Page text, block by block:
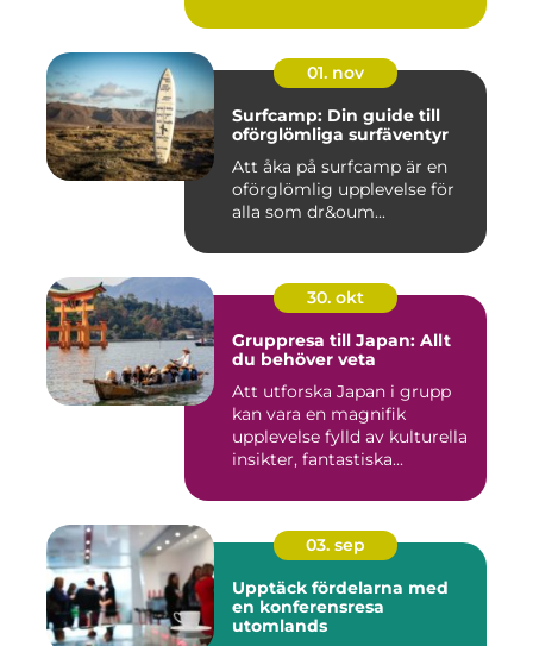
01. nov
Surfcamp: Din guide till
oförglömliga surfäventyr
Att åka på surfcamp är en
oförglömlig upplevelse för
alla som dr&oum...
30. okt
Gruppresa till Japan: Allt
du behöver veta
Att utforska Japan i grupp
kan vara en magnifik
upplevelse fylld av kulturella
insikter, fantastiska...
03. sep
Upptäck fördelarna med
en konferensresa
utomlands